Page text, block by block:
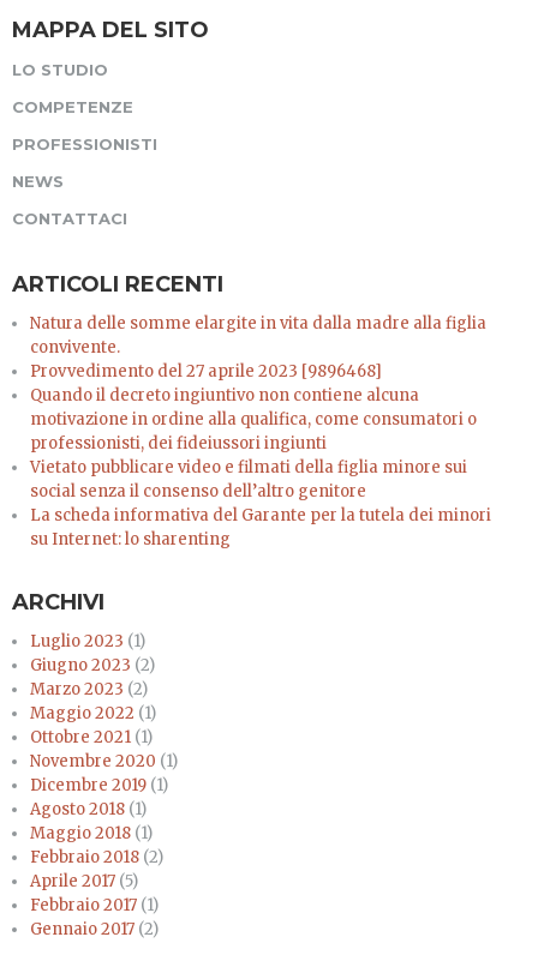
MAPPA DEL SITO
LO STUDIO
COMPETENZE
PROFESSIONISTI
NEWS
CONTATTACI
ARTICOLI RECENTI
Natura delle somme elargite in vita dalla madre alla figlia
convivente.
Provvedimento del 27 aprile 2023 [9896468]
Quando il decreto ingiuntivo non contiene alcuna
motivazione in ordine alla qualifica, come consumatori o
professionisti, dei fideiussori ingiunti
Vietato pubblicare video e filmati della figlia minore sui
social senza il consenso dell’altro genitore
La scheda informativa del Garante per la tutela dei minori
su Internet: lo sharenting
ARCHIVI
Luglio 2023 (1)
Giugno 2023 (2)
Marzo 2023 (2)
Maggio 2022 (1)
Ottobre 2021 (1)
Novembre 2020 (1)
Dicembre 2019 (1)
Agosto 2018 (1)
Maggio 2018 (1)
Febbraio 2018 (2)
Aprile 2017 (5)
Febbraio 2017 (1)
Gennaio 2017 (2)